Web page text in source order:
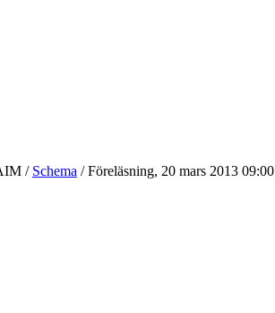
/ Schema /Föreläsning, 20 mars 2013 09:00